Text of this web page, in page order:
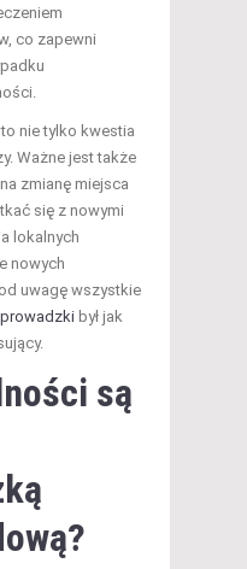
co zapewni
to nie tylko kwestia
Ważne jest także
zmianę miejsca
się z nowymi
lokalnych
nowych
uwagę wszystkie
był jak
są